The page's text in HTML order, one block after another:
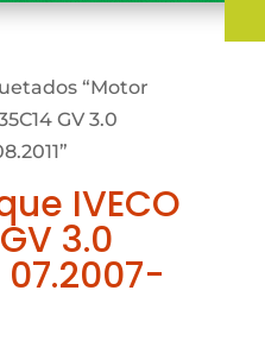
“Motor
GV 3.0
IVECO
3.0
07.2007-